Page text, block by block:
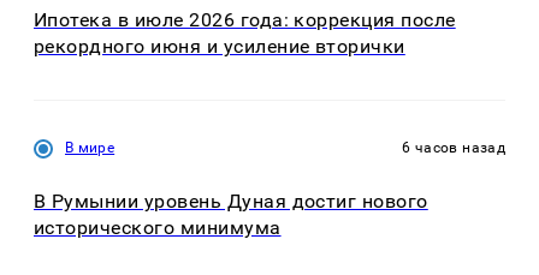
Ипотека в июле 2026 года: коррекция после
рекордного июня и усиление вторички
В мире 6 часов назад
В Румынии уровень Дуная достиг нового
исторического минимума